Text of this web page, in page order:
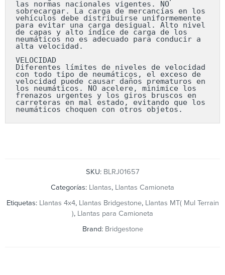
las normas nacionales vigentes. NO
sobrecargar. La carga de mercancías en los
vehículos debe distribuirse uniformemente
para evitar una carga desigual. Alto nivel
de capas y alto índice de carga de los
neumáticos no es adecuado para conducir a
alta velocidad.
VELOCIDAD
Diferentes límites de niveles de velocidad
con todo tipo de neumáticos, el exceso de
velocidad puede causar daños prematuros en
los neumáticos. NO acelere, minimice los
frenazos urgentes y los giros bruscos en
carreteras en mal estado, evitando que los
neumáticos choquen con otros objetos.
SKU: BLRJ01657
Categorías: Llantas, Llantas Camioneta
Etiquetas: Llantas 4x4, Llantas Bridgestone, Llantas MT( Mul Terrain
), Llantas para Camioneta
Brand: Bridgestone